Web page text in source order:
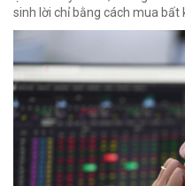
sinh lời chỉ bằng cách mua bất